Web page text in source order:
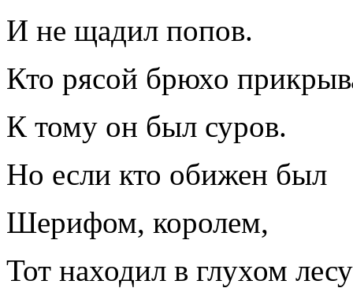
И не щадил попов.
Кто рясой брюхо
К тому он был суров.
Но если кто обижен был
Шерифом, королем,
Тот находил в глухом лесу